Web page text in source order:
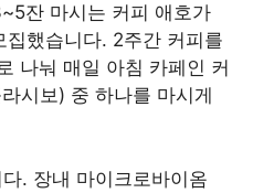
잔 마시는 커피 애호가
했습니다. 2주간 커피를
나눠 매일 아침 카페인 커
시보) 중 하나를 마시게
. 장내 마이크로바이옴